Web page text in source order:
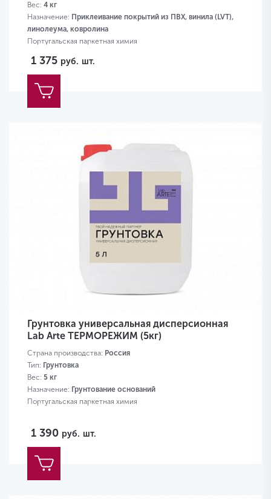
Вес: 4 кг
Назначение: Приклеивание покрытий из ПВХ, винила (LVT),
линолеума, ковролина
Португальская паркетная химия
1 375 руб. шт.
Грунтовка универсальная дисперсионная
Lab Arte ТЕРМОРЕЖИМ (5кг)
Страна производства: Россия
Тип: Грунтовка
Вес: 5 кг
Назначение: Грунтование оснований
Португальская паркетная химия
1 390 руб. шт.